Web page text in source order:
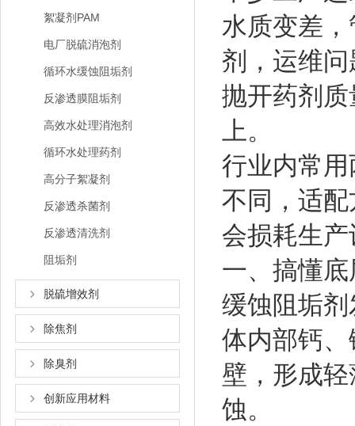
絮凝剂PAM
电厂脱硫消泡剂
循环水缓蚀阻垢剂
反渗透膜阻垢剂
高效水处理消泡剂
循环水处理药剂
高分子絮凝剂
反渗透杀菌剂
反渗透清洗剂
阻垢剂
脱硫增效剂
除焦剂
除臭剂
创新应用材料
水质变差
剂，运维
抛开药剂
上。
行业内常
不同，适
会损耗生
一、搞懂
缓蚀阻垢
体内部钙
壁，形成
蚀。